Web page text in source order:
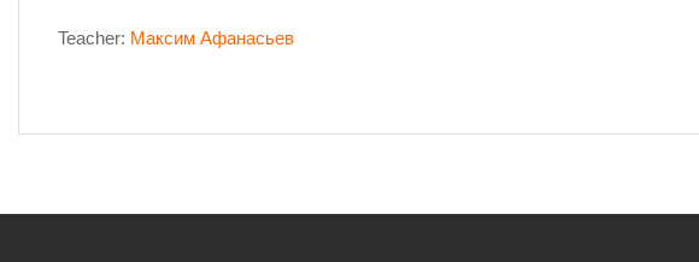
Teacher: Максим Афанасьев